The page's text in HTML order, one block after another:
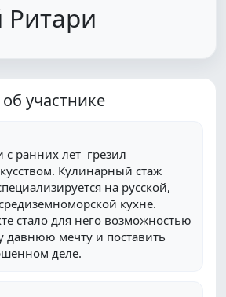
Ритари
участнике
с ранних лет грезил
Кулинарный стаж
на русской,
кухне.
стало для него возможностью
давнюю мечту и поставить
деле.